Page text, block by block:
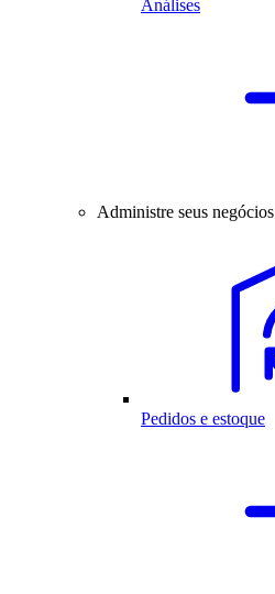
Análises
Administre seus negócios
Pedidos e estoque